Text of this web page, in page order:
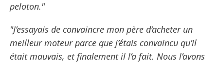
peloton."
"J’essayais de convaincre mon père d’acheter un
meilleur moteur parce que j’étais convaincu qu’il
était mauvais, et finalement il l’a fait. Nous l’avons